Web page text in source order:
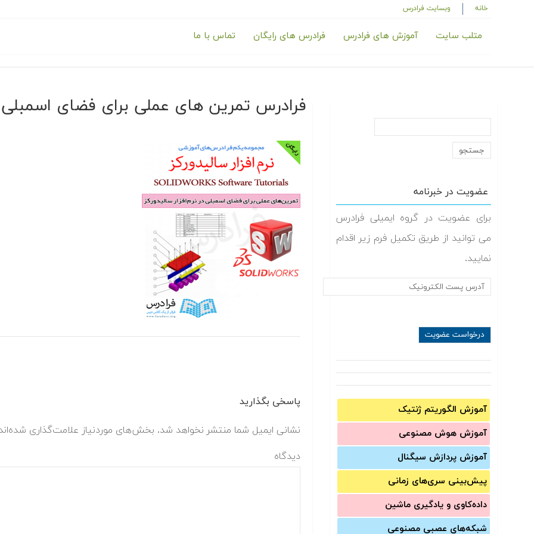
خانه وبسایت فرادرس
متلب سایت آموزش های فرادرس فرادرس های رایگان تماس با ما
عضویت در خبرنامه
برای عضویت در گروه ایمیلی فرادرس
می توانید از طریق تکمیل فرم زیر اقدام
نمایید.
آموزش الگوریتم ژنتیک
آموزش‌ هوش مصنوعی
آموزش‌ پردازش سیگنال
پیش‌‌بینی سری‌‌های زمانی
داده‌کاوی و یادگیری ماشین
شبکه‌های عصبی مصنوعی
فرادرس تمرین های عملی برای فضای اسمبلی
پاسخی بگذارید
نشانی ایمیل شما منتشر نخواهد شد. بخش‌های موردنیاز علامت‌گذاری
دیدگاه